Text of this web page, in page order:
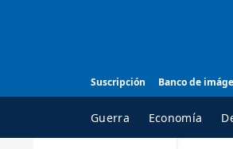
Suscripción Banco de
Guerra Economía